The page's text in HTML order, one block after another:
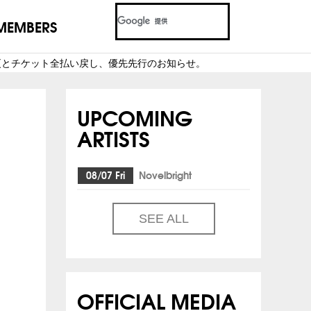
ケット全払い戻し、優先先行のお知らせ。
UPCOMING
ARTISTS
08/07 Fri Novelbright
SEE ALL
OFFICIAL MEDIA